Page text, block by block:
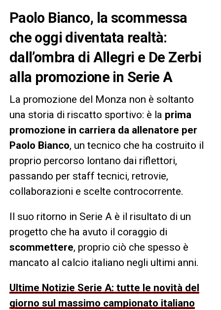
Paolo Bianco, la scommessa
che oggi diventata realtà:
dall’ombra di Allegri e De Zerbi
alla promozione in Serie A
La promozione del Monza non è soltanto
una storia di riscatto sportivo: è la prima
promozione in carriera da allenatore per
Paolo Bianco, un tecnico che ha costruito il
proprio percorso lontano dai riflettori,
passando per staff tecnici, retrovie,
collaborazioni e scelte controcorrente.
Il suo ritorno in Serie A è il risultato di un
progetto che ha avuto il coraggio di
scommettere, proprio ciò che spesso è
mancato al calcio italiano negli ultimi anni.
Ultime Notizie Serie A: tutte le novità del
giorno sul massimo campionato italiano